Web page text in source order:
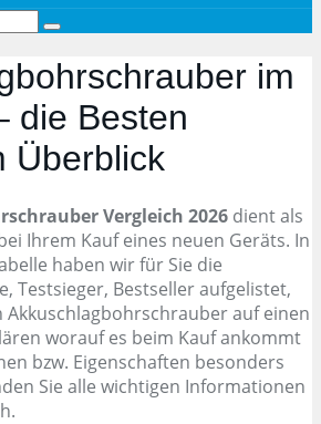
im
die Besten
Überblick
Vergleich 2026 dient als
Ihrem Kauf eines neuen Geräts. In
haben wir für Sie die
Testsieger, Bestseller aufgelistet,
Akkuschlagbohrschrauber auf einen
worauf es beim Kauf ankommt
bzw. Eigenschaften besonders
Sie alle wichtigen Informationen